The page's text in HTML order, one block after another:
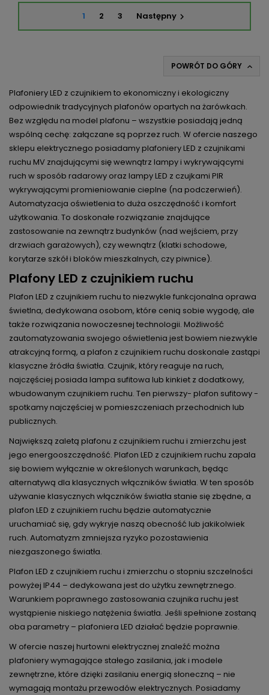
1 2 3 Następny
POWRÓT DO GÓRY 
Plafoniery LED z czujnikiem to ekonomiczny i ekologiczny
odpowiednik tradycyjnych plafonów opartych na żarówkach.
Bez względu na model plafonu – wszystkie posiadają jedną
wspólną cechę: załączane są poprzez ruch. W ofercie naszego
sklepu elektrycznego posiadamyplafoniery LED z czujnikami
ruchu MV znajdującymi się wewnątrz lampy i wykrywającymi
ruch w sposób radarowy oraz lampy LED z czujkami PIR
wykrywającymi promieniowanie cieplne (na podczerwień).
Automatyzacja oświetlenia to duża oszczędność i komfort
użytkowania. To doskonałe rozwiązanie znajdujące
zastosowanie na zewnątrz budynków (nad wejściem, przy
drzwiach garażowych), czy wewnątrz (klatki schodowe,
korytarze szkół i bloków mieszkalnych, czy piwnice).
Plafony LED z czujnikiem ruchu
Plafon LED z czujnikiem ruchu to niezwykle funkcjonalna oprawa
świetlna, dedykowana osobom, które cenią sobie wygodę, ale
także rozwiązania nowoczesnej technologii. Możliwość
zautomatyzowania swojego oświetlenia jest bowiem niezwykle
atrakcyjną formą, a plafon z czujnikiem ruchu doskonale zastąpi
klasyczne źródła światła. Czujnik, który reaguje na ruch,
najczęściej posiada lampa sufitowa lub kinkiet z dodatkowy,
wbudowanym czujnikiem ruchu. Ten pierwszy- plafon sufitowy -
spotkamy najczęściej w pomieszczeniach przechodnich lub
publicznych.
Największą zaletą plafonu z czujnikiem ruchu i zmierzchu jest
jego energooszczędność. Plafon LED z czujnikiem ruchu zapala
się bowiem wyłącznie w określonych warunkach, będąc
alternatywą dla klasycznych włączników światła. W ten sposób
używanie klasycznych włączników światła stanie się zbędne, a
plafon LED z czujnikiem ruchu będzie automatycznie
uruchamiać się, gdy wykryje naszą obecność lub jakikolwiek
ruch. Automatyzm zmniejsza ryzyko pozostawienia
niezgaszonego światła.
Plafon LED z czujnikiem ruchu i zmierzchu o stopniu szczelności
powyżej IP44 – dedykowana jest do użytku zewnętrznego.
Warunkiem poprawnego zastosowania czujnika ruchu jest
wystąpienie niskiego natężenia światła. Jeśli spełnione zostaną
oba parametry – plafoniera LED działać będzie poprawnie.
W ofercie naszej hurtowni elektrycznej znaleźć można
plafoniery wymagające stałego zasilania, jak i modele
zewnętrzne, które dzięki zasilaniu energią słoneczną – nie
wymagają montażu przewodów elektrycznych. Posiadamy